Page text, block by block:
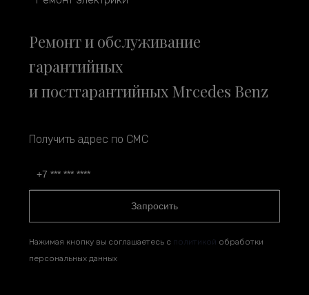
Ремонт и обслуживание
гарантийных
и постгарантийных Mrcedes Benz
Получить адрес по СМС
Запросить
Нажимая кнопку вы соглашаетесь с политикой обработки
персональных данных